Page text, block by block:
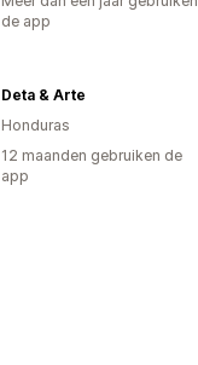
de app
Deta & Arte
Honduras
12 maanden gebruiken de
app